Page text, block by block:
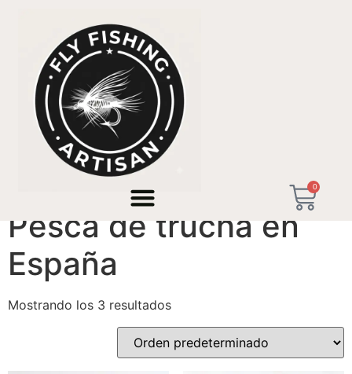
0
/ Productos etiquetados “Pesca de trucha en
Pesca de trucha en
España
Mostrando los 3 resultados